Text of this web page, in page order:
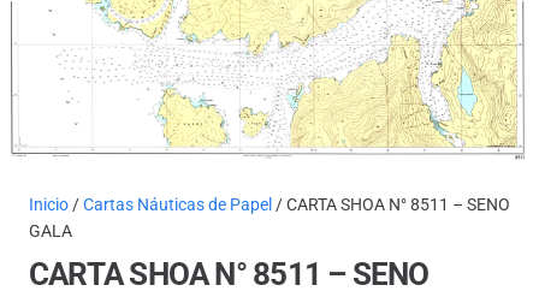
Inicio /Cartas Náuticas de Papel / CARTA SHOA N° 8511 – SENO
GALA
CARTA SHOA N° 8511 – SENO